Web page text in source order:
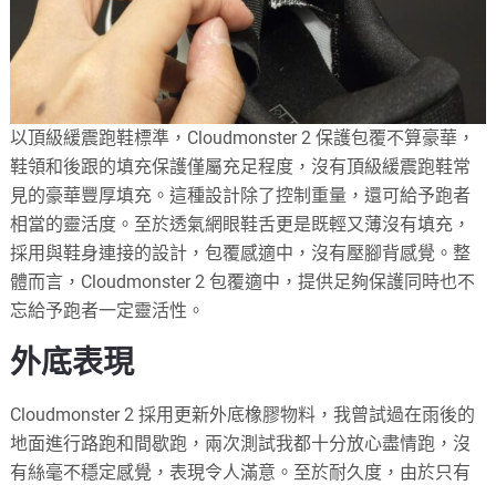
以頂級緩震跑鞋標準，Cloudmonster 2 保護包覆不算豪華，
鞋領和後跟的填充保護僅屬充足程度，沒有頂級緩震跑鞋常
見的豪華豐厚填充。這種設計除了控制重量，還可給予跑者
相當的靈活度。至於透氣網眼鞋舌更是既輕又薄沒有填充，
採用與鞋身連接的設計，包覆感適中，沒有壓腳背感覺。整
體而言，Cloudmonster 2 包覆適中，提供足夠保護同時也不
忘給予跑者一定靈活性。
外底表現
Cloudmonster 2 採用更新外底橡膠物料，我曾試過在雨後的
地面進行路跑和間歇跑，兩次測試我都十分放心盡情跑，沒
有絲毫不穩定感覺，表現令人滿意。至於耐久度，由於只有